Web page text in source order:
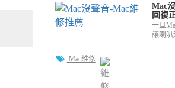
Mac
回復
一旦
讓喇叭
Mac維修